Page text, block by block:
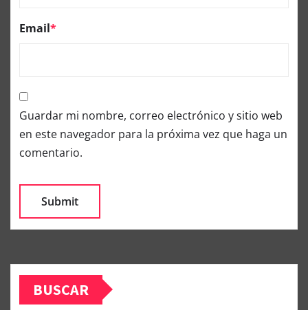
Email*
Guardar mi nombre, correo electrónico y sitio web
en este navegador para la próxima vez que haga un
comentario.
BUSCAR